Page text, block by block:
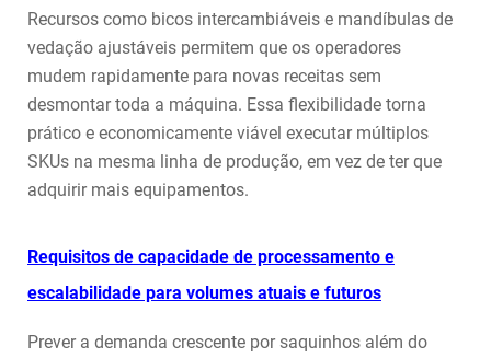
Recursos como bicos intercambiáveis e mandíbulas de
vedação ajustáveis permitem que os operadores
mudem rapidamente para novas receitas sem
desmontar toda a máquina. Essa flexibilidade torna
prático e economicamente viável executar múltiplos
SKUs na mesma linha de produção, em vez de ter que
adquirir mais equipamentos.
Requisitos de capacidade de processamento e
escalabilidade para volumes atuais e futuros
Prever a demanda crescente por saquinhos além do